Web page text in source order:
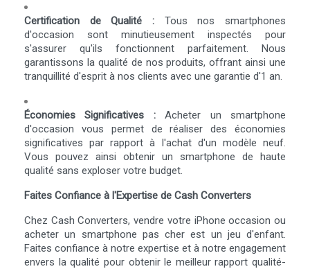
Certification de Qualité : Tous nos smartphones
d'occasion sont minutieusement inspectés pour
s'assurer qu'ils fonctionnent parfaitement. Nous
garantissons la qualité de nos produits, offrant ainsi une
tranquillité d'esprit à nos clients avec une garantie d'1 an.
Économies Significatives :Acheter un smartphone
d'occasion vous permet de réaliser des économies
significatives par rapport à l'achat d'un modèle neuf.
Vous pouvez ainsi obtenir un smartphone de haute
qualité sans exploser votre budget.
Faites Confiance à l'Expertise de Cash Converters
Chez Cash Converters, vendre votre iPhone occasion ou
acheter un smartphone pas cher est un jeu d'enfant.
Faites confiance à notre expertise et à notre engagement
envers la qualité pour obtenir le meilleur rapport qualité-